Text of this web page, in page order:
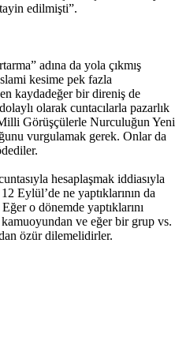
edilmişti”.
adına da yola çıkmış
kesime pek fazla
kaydadeğer bir direniş de
olarak cuntacılarla pazarlık
Görüşçülerle Nurculuğun Yeni
vurgulamak gerek. Onlar da
hesaplaşmak iddiasıyla
Eylül’de ne yaptıklarının da
o dönemde yaptıklarını
ve eğer bir grup vs.
özür dilemelidirler.